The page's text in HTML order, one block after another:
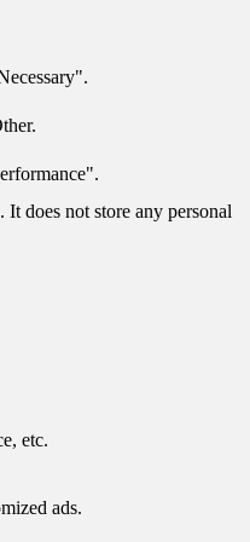
does not store any personal
etc.
ads.